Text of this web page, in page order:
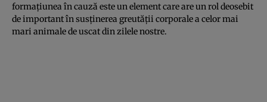
formaţiunea în cauză este un element care are un rol deosebit
de important în susţinerea greutăţii corporale a celor mai
mari animale de uscat din zilele nostre.